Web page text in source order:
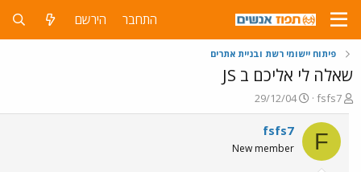
התחבר הירשם
פיתוח יישומי רשת ובניית אתרים
שאלה לי אליכם ב JS
פ
ו
ת
ח
ה
fsfs7
פ
ו
ר
ם
29/12/04
F
fsfs7
New member